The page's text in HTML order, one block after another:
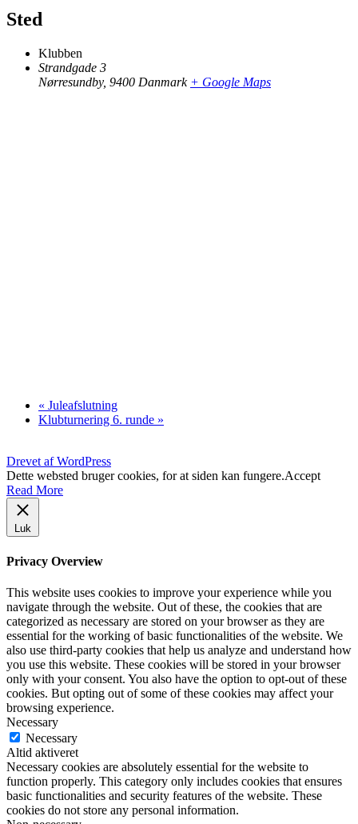
Sted
Klubben
Strandgade 3
Nørresundby, 9400 Danmark + Google Maps
« Juleafslutning
Klubturnering 6. runde »
Drevet af WordPress
Dette websted bruger cookies, for at siden kan fungere.Accept
Read More
Luk
Privacy Overview
This website uses cookies to improve your experience while you
navigate through the website. Out of these, the cookies that are
categorized as necessary are stored on your browser as they are
essential for the working of basic functionalities of the website. We
also use third-party cookies that help us analyze and understand how
you use this website. These cookies will be stored in your browser
only with your consent. You also have the option to opt-out of these
cookies. But opting out of some of these cookies may affect your
browsing experience.
Necessary
Necessary
Altid aktiveret
Necessary cookies are absolutely essential for the website to
function properly. This category only includes cookies that ensures
basic functionalities and security features of the website. These
cookies do not store any personal information.